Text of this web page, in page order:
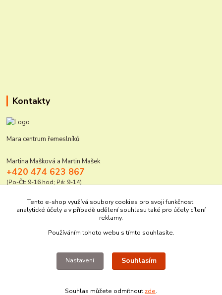
Kontakty
Mara centrum řemeslníků
Martina Mašková a Martin Mašek
+420 474 623 867
(Po-Čt: 9-16 hod; Pá: 9-14)
mara@elektro-naradi.cz
Upravit sběr cookies.
Tento e-shop využívá soubory cookies pro svoji funkčnost,
analytické účely a v případě udělení souhlasu také pro účely cílení
reklamy.
Používáním tohoto webu s tímto souhlasíte.
Nastavení Souhlasím
Souhlas můžete odmítnout zde.